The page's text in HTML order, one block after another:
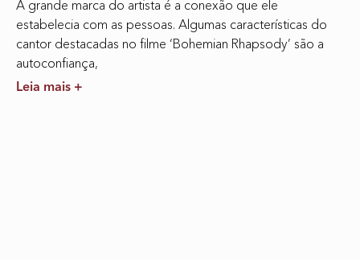
A grande marca do artista é a conexão que ele
estabelecia com as pessoas. Algumas características do
cantor destacadas no filme ‘Bohemian Rhapsody’ são a
autoconfiança,
Leia mais +